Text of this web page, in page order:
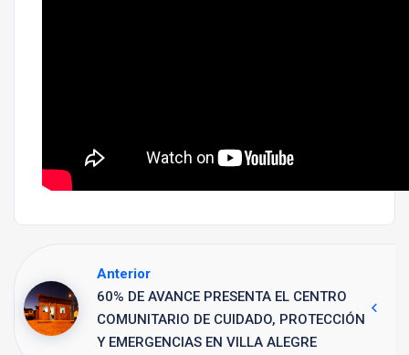
Anterior
60% DE AVANCE PRESENTA EL CENTRO
COMUNITARIO DE CUIDADO, PROTECCIÓN
Y EMERGENCIAS EN VILLA ALEGRE